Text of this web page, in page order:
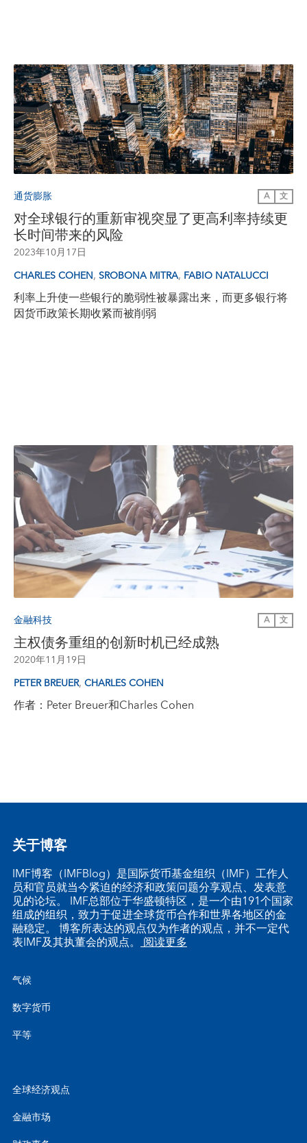
通货膨胀 A 文
对全球银行的重新审视突显了更高利率持续更
长时间带来的风险
2023年10月17日
CHARLES COHEN, SROBONA MITRA, FABIO NATALUCCI
利率上升使一些银行的脆弱性被暴露出来，而更多银行将
因货币政策长期收紧而被削弱
金融科技 A 文
主权债务重组的创新时机已经成熟
2020年11月19日
PETER BREUER, CHARLES COHEN
作者：Peter Breuer和Charles Cohen
关于博客
IMF博客（IMFBlog）是国际货币基金组织（IMF）工作人
员和官员就当今紧迫的经济和政策问题分享观点、发表意
见的论坛。 IMF总部位于华盛顿特区，是一个由191个国家
组成的组织，致力于促进全球货币合作和世界各地区的金
融稳定。 博客所表达的观点仅为作者的观点，并不一定代
表IMF及其执董会的观点。 阅读更多
气候
数字货币
平等
全球经济观点
金融市场